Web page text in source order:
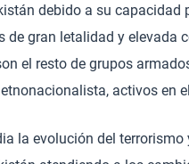
debido a su capacidad
de gran letalidad y elevada
el resto de grupos
activos en
la evolución del terrorismo